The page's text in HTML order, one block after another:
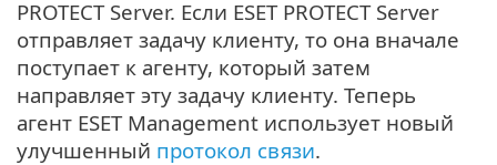
PROTECT Server. Если ESET PROTECT Server
отправляет задачу клиенту, то она вначале
поступает к агенту, который затем
направляет эту задачу клиенту. Теперь
агент ESET Management использует новый
улучшенный протокол связи.